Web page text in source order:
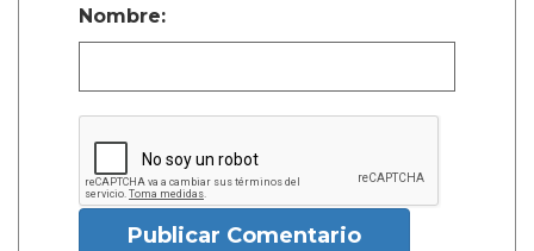
Nombre:
Publicar Comentario